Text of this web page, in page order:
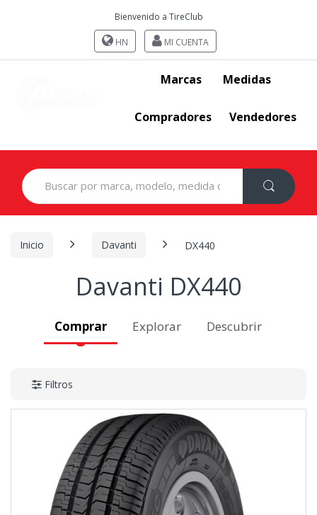
Bienvenido a TireClub
HN MI CUENTA
Marcas Medidas
Compradores Vendedores
Search
for:
Inicio Davanti DX440
Davanti DX440
Comprar Explorar Descubrir
Filtros